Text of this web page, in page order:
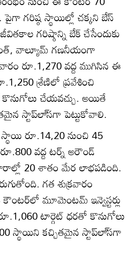
గరిష్ఠ స్థాయిల్లో చక్కని బేస్‌
గరిష్ఠాన్ని బేక్‌ చేసేందుకు
వాల్యూమ్‌ గణనీయంగా
రూ.1,270 వద్ద ముగిసిన ఈ
శ్రేణిలో ప్రవేశించి
చేయవచ్చు. అయితే
స్టాప్‌లా్‌సగా పెట్టుకోవాలి.
రూ.14,20 నుంచి 45
వద్ద టర్న్‌ అరౌండ్‌
20 శాతం మేర లాభపడింది.
గత శుక్రవారం
మూమెంటమ్‌ ఇన్వెస్టర్లు
టార్గెట్‌ ధరతో కొనుగోలు
స్థాయిని కచ్చితమైన స్టాప్‌లా్‌సగా